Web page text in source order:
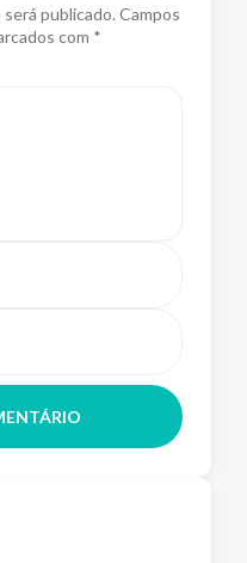
publicado. Campos
com *